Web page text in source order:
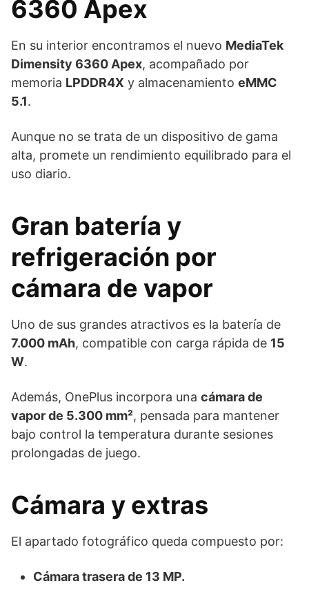
6360 Apex
En su interior encontramos el nuevo MediaTek
Dimensity 6360 Apex, acompañado por
memoria LPDDR4X y almacenamiento eMMC
5.1.
Aunque no se trata de un dispositivo de gama
alta, promete un rendimiento equilibrado para el
uso diario.
Gran batería y
refrigeración por
cámara de vapor
Uno de sus grandes atractivos es la batería de
7.000 mAh, compatible con carga rápida de 15
W.
Además, OnePlus incorpora una cámara de
vapor de 5.300 mm², pensada para mantener
bajo control la temperatura durante sesiones
prolongadas de juego.
Cámara y extras
El apartado fotográfico queda compuesto por:
Cámara trasera de 13 MP.